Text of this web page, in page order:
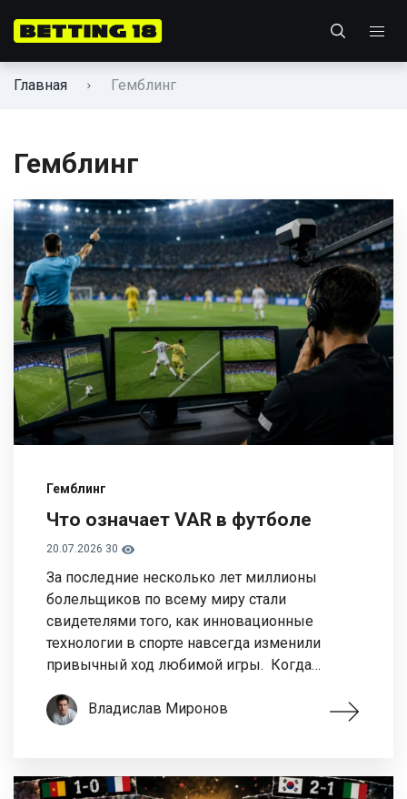
Главная Гемблинг
Гемблинг
Гемблинг
Что означает VAR в футболе
20.07.2026 30
За последние несколько лет миллионы
болельщиков по всему миру стали
свидетелями того, как инновационные
технологии в спорте навсегда изменили
привычный ход любимой игры. Когда…
Владислав Миронов